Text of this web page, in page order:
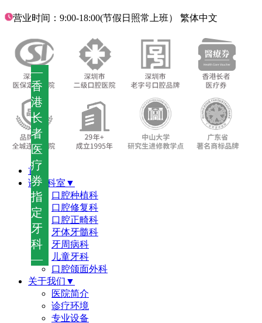
—
香
港
长
者
医
疗
券
指
定
牙
科
—
营业时间：9:00-18:00(节假日照常上班） 繁体中文
首页
诊疗科室▼
口腔种植科
口腔修复科
口腔正畸科
牙体牙髓科
牙周病科
儿童牙科
口腔颌面外科
关于我们▼
医院简介
诊疗环境
专业设备